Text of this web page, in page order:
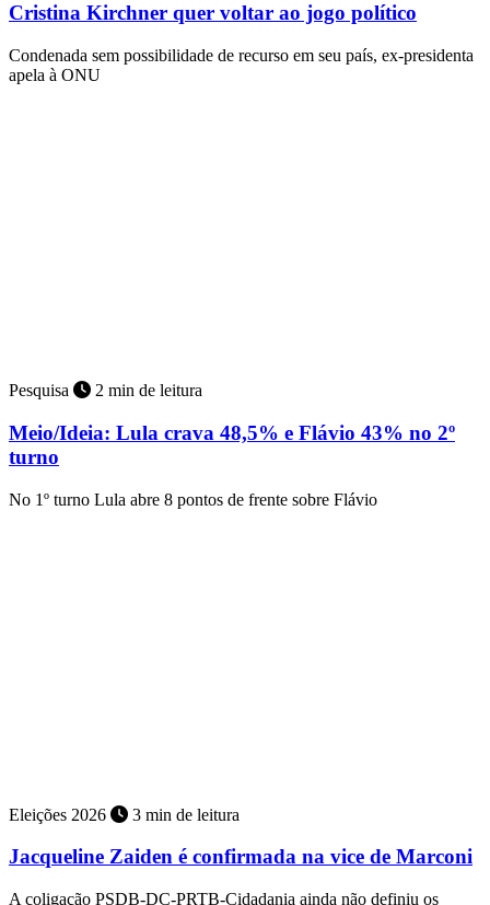
Cristina Kirchner quer voltar ao jogo político
Condenada sem possibilidade de recurso em seu país, ex-presidenta
apela à ONU
Pesquisa 2 min de leitura
Meio/Ideia: Lula crava 48,5% e Flávio 43% no 2º
turno
No 1º turno Lula abre 8 pontos de frente sobre Flávio
Eleições 2026 3 min de leitura
Jacqueline Zaiden é confirmada na vice de Marconi
A coligação PSDB-DC-PRTB-Cidadania ainda não definiu os